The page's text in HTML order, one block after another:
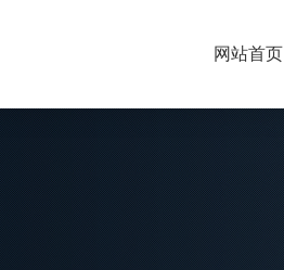
网站首页